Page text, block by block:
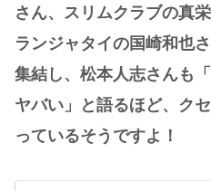
さん、スリムクラブの真栄
ランジャタイの国崎和也
集結し、松本人志さんも
ヤバい」と語るほど、ク
っているそうですよ！